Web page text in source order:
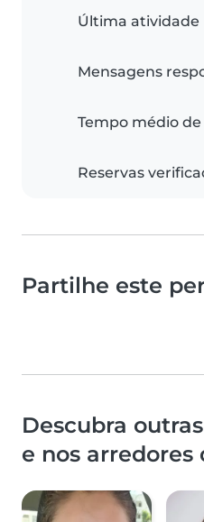
Última atividade
Mensagens
Tempo médio
Reservas
Partilhe este
Descubra
e nos arredores